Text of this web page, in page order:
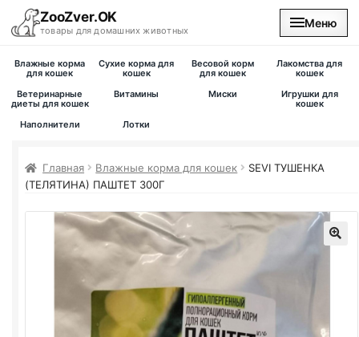
ZooZver.OK
товары для домашних животных
Меню
На главную
Влажные корма
для кошек
Сухие корма для
кошек
Весовой корм
для кошек
Лакомства для
кошек
Ветеринарные
диеты для кошек
Витамины Миски
Игрушки для
кошек
Наполнители
Лотки
Главная Влажные корма для кошек
SEVI ТУШЕНКА
(ТЕЛЯТИНА) ПАШТЕТ 300Г